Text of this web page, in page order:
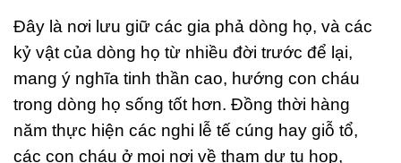
Đây là nơi lưu giữ các gia phả dòng họ, và các
kỷ vật của dòng họ từ nhiều đời trước để lại,
mang ý nghĩa tinh thần cao, hướng con cháu
trong dòng họ sống tốt hơn. Đồng thời hàng
năm thực hiện các nghi lễ tế cúng hay giỗ tổ,
các con cháu ở mọi nơi về tham dự tụ họp,